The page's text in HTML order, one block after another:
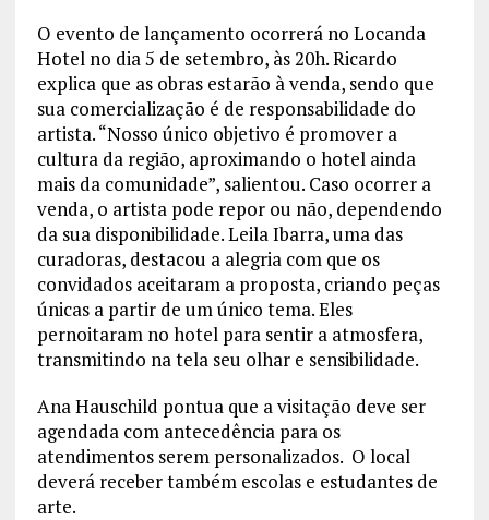
O evento de lançamento ocorrerá no Locanda
Hotel no dia 5 de setembro, às 20h. Ricardo
explica que as obras estarão à venda, sendo que
sua comercialização é de responsabilidade do
artista. “Nosso único objetivo é promover a
cultura da região, aproximando o hotel ainda
mais da comunidade”, salientou. Caso ocorrer a
venda, o artista pode repor ou não, dependendo
da sua disponibilidade. Leila Ibarra, uma das
curadoras, destacou a alegria com que os
convidados aceitaram a proposta, criando peças
únicas a partir de um único tema. Eles
pernoitaram no hotel para sentir a atmosfera,
transmitindo na tela seu olhar e sensibilidade.
Ana Hauschild pontua que a visitação deve ser
agendada com antecedência para os
atendimentos serem personalizados. O local
deverá receber também escolas e estudantes de
arte.